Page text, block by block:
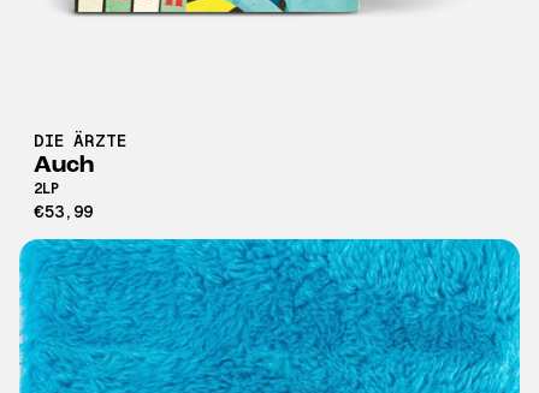
DIE ÄRZTE
Auch
2LP
€53,99